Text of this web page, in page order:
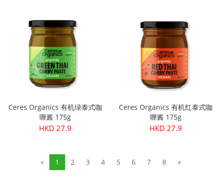
Ceres Organics 有机绿泰式咖
喱酱 175g
HKD 27.9
Ceres Organics 有机红泰式咖
喱酱 175g
HKD 27.9
« 1 2 3 4 5 6 7 8 »